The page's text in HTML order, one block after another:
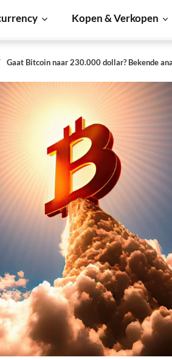
Kopen & Verkopen
Gaat Bitcoin naar 230.000 dollar? Bekende